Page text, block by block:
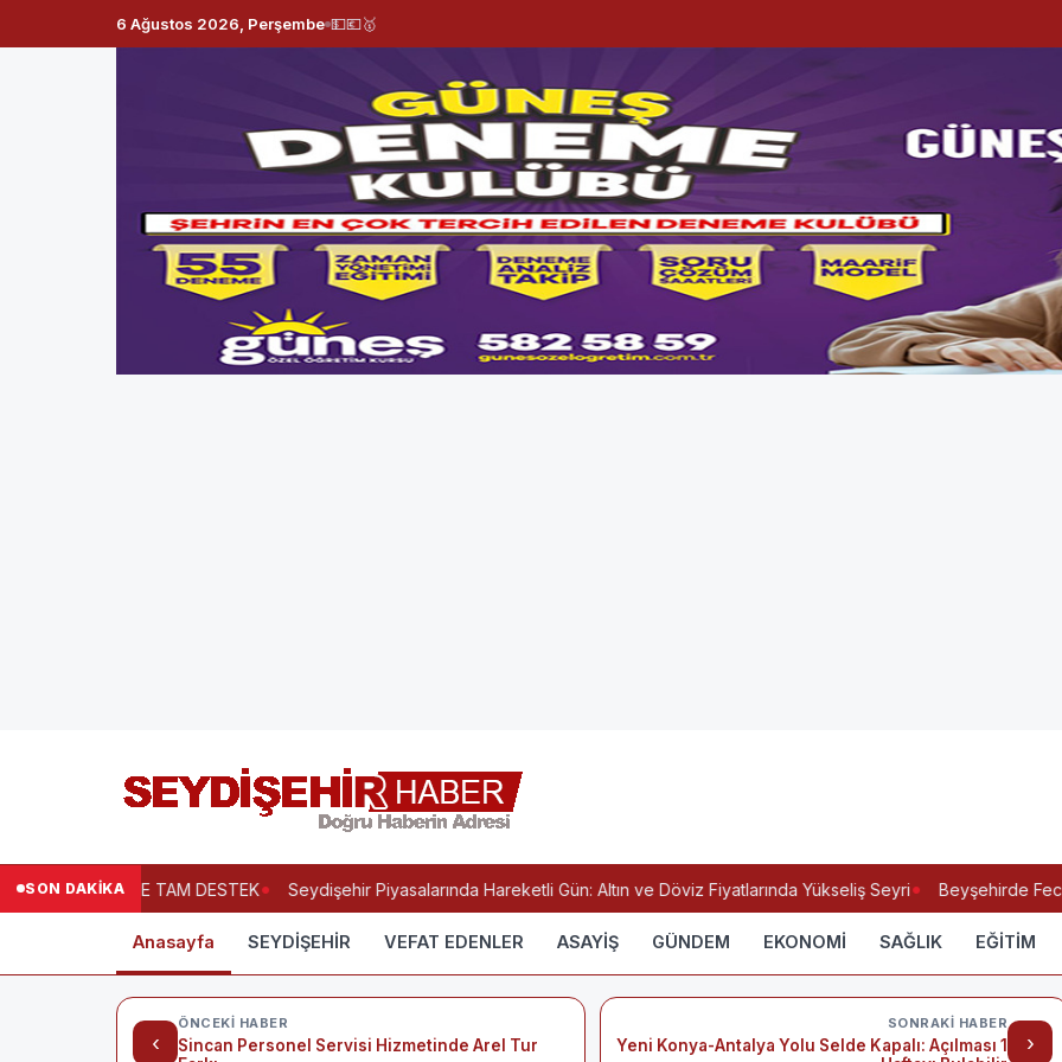
6 Ağustos 2026, Perşembe 💵💶🥇
SON DAKİKA
EĞİTİME TAM DESTEK Seydişehir Piyasalarında Hareketli Gün: Altın ve Döviz Fiyatlarında Yükseliş Seyri Beyşehirde Feci
Anasayfa SEYDİŞEHİR VEFAT EDENLER ASAYİŞ GÜNDEM EKONOMİ SAĞLIK EĞİTİM
‹
ÖNCEKI HABER
Sincan Personel Servisi Hizmetinde Arel Tur
›
SONRAKI HABER
Yeni Konya-Antalya Yolu Selde Kapalı: Açılması 1